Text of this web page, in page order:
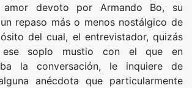
devoto por Armando Bo, su
repaso más o menos nostálgico de
del cual, el entrevistador, quizás
ese soplo mustio con el que en
la conversación, le inquiere de
anécdota que particularmente